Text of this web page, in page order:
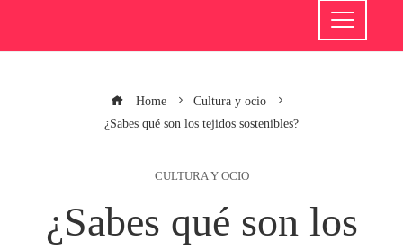
Home
Cultura y ocio
¿Sabes qué son los tejidos sostenibles?
CULTURA Y OCIO
¿Sabes qué son los